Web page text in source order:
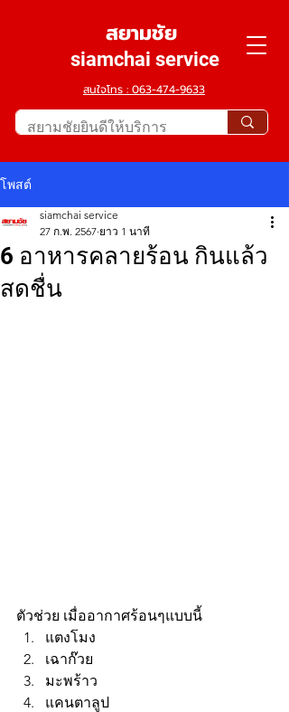
สยามชัย
siamchai service
สนใจโทร : 063-474-9633
โพสต์
6 อาหารคลายร้อน กินแล้ว
สดชื่น
siamchai service
27 ก.พ. 2567 ยาว 1 นาที
ตัวช่วย เมื่ออากาศร้อนๆแบบนี้
แตงโมง
เฉาก๊วย
มะพร้าว
แคนตาลูป